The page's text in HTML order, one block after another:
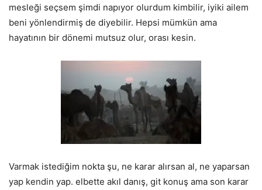
mesleği seçsem şimdi napıyor olurdum kimbilir, iyiki ailem
beni yönlendirmiş de diyebilir. Hepsi mümkün ama
hayatının bir dönemi mutsuz olur, orası kesin.
Varmak istediğim nokta şu, ne karar alırsan al, ne yaparsan
yap kendin yap. elbette akıl danış, git konuş ama son karar